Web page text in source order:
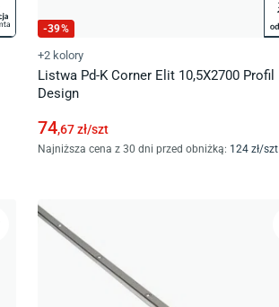
-39%
+2 kolory
Listwa Pd-K Corner Elit 10,5X2700 Profil
Design
74,67zł/szt
Najniższa cena z 30 dni przed obniżką: 124 zł/szt